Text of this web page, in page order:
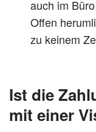
auch im
Offen
zu keinem
Ist die
mit einer